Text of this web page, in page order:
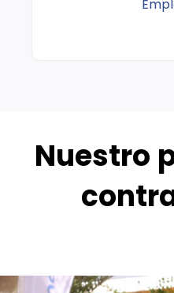
Nuestro